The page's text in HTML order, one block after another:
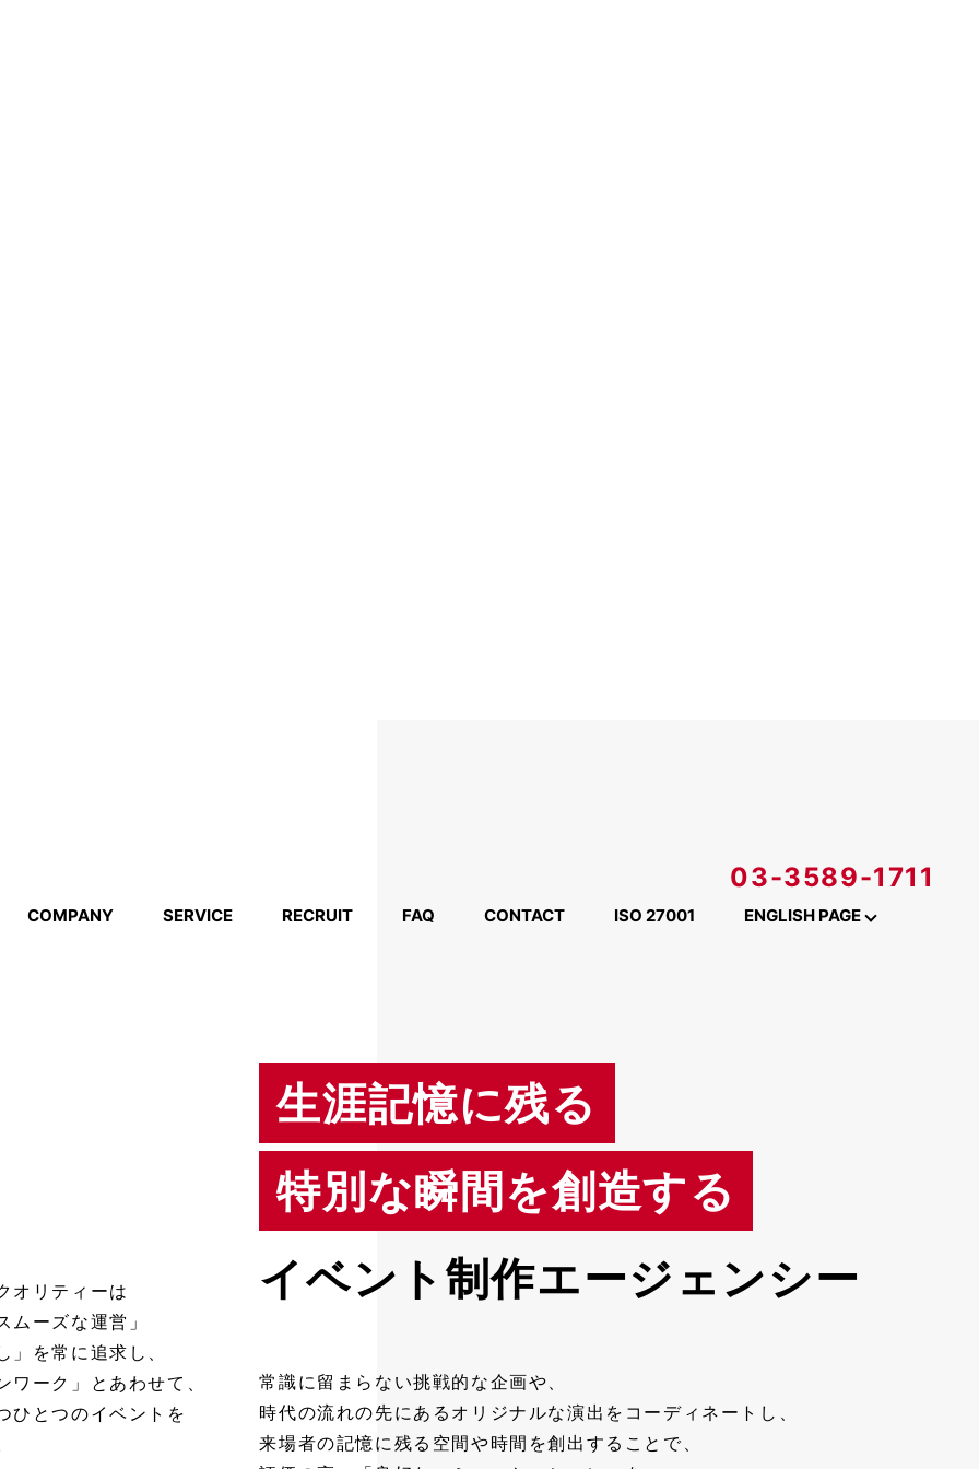
03-3589-1711
COMPANY SERVICE RECRUIT FAQ CONTACT ISO 27001 ENGLISH PAGE
オリティーは
ムーズな運営」
」を常に追求し、
ーク」とあわせて、
ひとつのイベントを
生涯記憶に残る
特別な瞬間を創造する
イベント制作エージェンシー
常識に留まらない挑戦的な企画や、
時代の流れの先にあるオリジナルな演出をコーディネートし、
来場者の記憶に残る空間や時間を創出することで、